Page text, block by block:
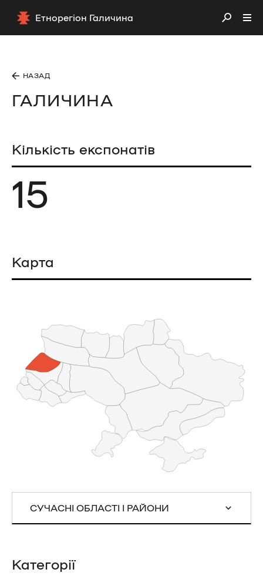
Етнорегіон Галичина
НАЗАД
ГАЛИЧИНА
Кількість експонатів
15
Категорії
Карта
СУЧАСНІ ОБЛАСТІ І РАЙОНИ